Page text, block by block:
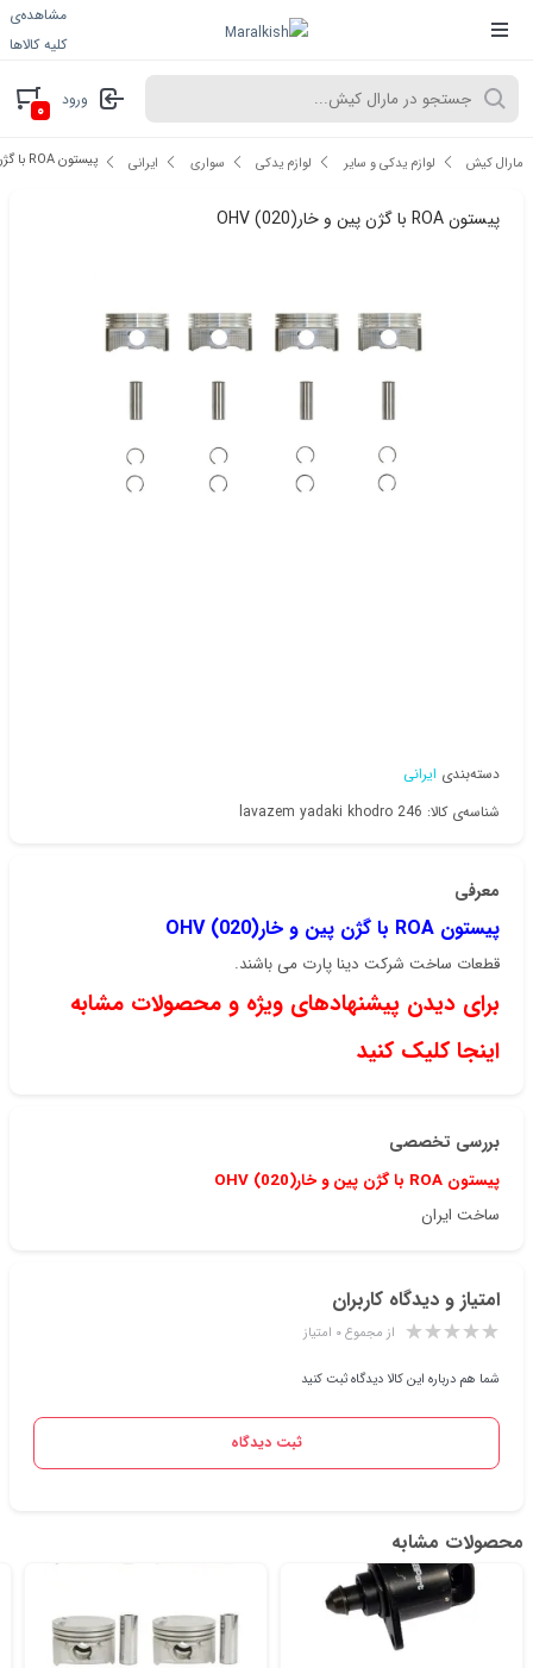
مشاهده‌ی
کلیه کالاها
ورود ۰
مارال کیش لوازم یدکی و سایر لوازم یدکی سواری ایرانی پیستون ROA با گژن پین و خار(020) OHV
پیستون ROA با گژن پین و خار(020) OHV
دسته‌بندی ایرانی
شناسه‌ی کالا: lavazem yadaki khodro 246
معرفی
پیستون ROA با گژن پین و خار(020) OHV
قطعات ساخت شرکت دینا پارت می باشند.
برای دیدن پیشنهادهای ویژه و محصولات مشابه
اینجا کلیک کنید
بررسی تخصصی
پیستون ROA با گژن پین و خار(020) OHV
ساخت ایران
امتیاز و دیدگاه کاربران
از مجموع ۰ امتیاز
شما هم درباره این کالا دیدگاه ثبت کنید
ثبت دیدگاه
محصولات مشابه